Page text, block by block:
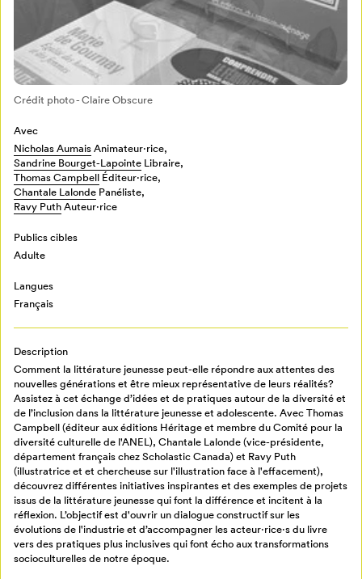
Mon Salon
Programmation
Billetterie
Retour à l’accueil
Crédit photo - Claire Obscure
Avec
Nicholas AumaisAnimateur⋅rice,
Sandrine Bourget-Lapointe Libraire,
Thomas Campbell Éditeur·rice,
Chantale Lalonde Panéliste,
Ravy PuthAuteur·rice
Publics cibles
Adulte
Langues
Français
Description
Comment la littérature jeunesse peut-elle répondre aux attentes des
nouvelles générations et être mieux représentative de leurs réalités?
Assistez à cet échange d’idées et de pratiques autour de la diversité et
de l’inclusion dans la littérature jeunesse et adolescente. Avec Thomas
Campbell (éditeur aux éditions Héritage et membre du Comité pour la
diversité culturelle de l'ANEL), Chantale Lalonde (vice-présidente,
département français chez Scholastic Canada) et Ravy Puth
(illustratrice et et chercheuse sur l'illustration face à l'effacement),
découvrez différentes initiatives inspirantes et des exemples de projets
issus de la littérature jeunesse qui font la différence et incitent à la
réflexion. L’objectif est d'ouvrir un dialogue constructif sur les
évolutions de l'industrie et d’accompagner les acteur·rice·s du livre
vers des pratiques plus inclusives qui font écho aux transformations
socioculturelles de notre époque.
Pour enregistrer vos favoris,
connectez-vous ou créez votre profil